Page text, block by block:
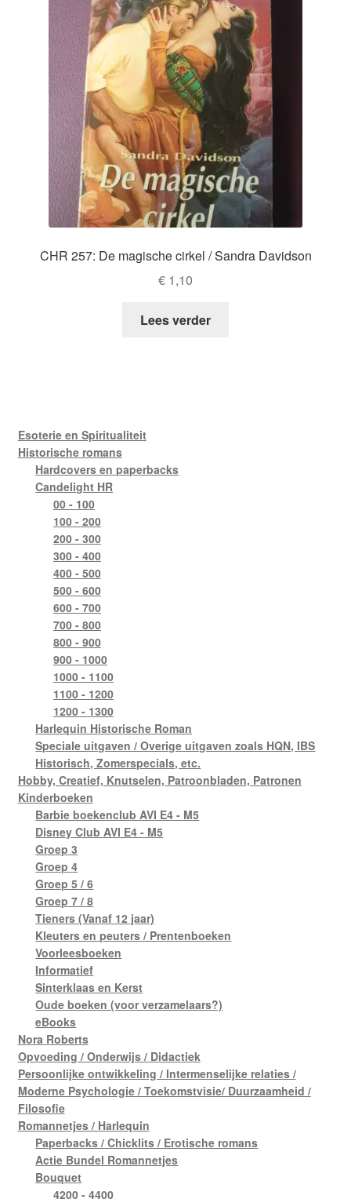
CHR 257: De magische cirkel / Sandra Davidson
€ 1,10
Lees verder
Esoterie en Spiritualiteit
Historische romans
Hardcovers en paperbacks
Candelight HR
00 - 100
100 - 200
200 - 300
300 - 400
400 - 500
500 - 600
600 - 700
700 - 800
800 - 900
900 - 1000
1000 - 1100
1100 - 1200
1200 - 1300
Harlequin Historische Roman
Speciale uitgaven / Overige uitgaven zoals HQN, IBS
Historisch, Zomerspecials, etc.
Hobby, Creatief, Knutselen, Patroonbladen, Patronen
Kinderboeken
Barbie boekenclub AVI E4 - M5
Disney Club AVI E4 - M5
Groep 3
Groep 4
Groep 5 / 6
Groep 7 / 8
Tieners (Vanaf 12 jaar)
Kleuters en peuters / Prentenboeken
Voorleesboeken
Informatief
Sinterklaas en Kerst
Oude boeken (voor verzamelaars?)
eBooks
Nora Roberts
Opvoeding / Onderwijs / Didactiek
Persoonlijke ontwikkeling / Intermenselijke relaties /
Moderne Psychologie / Toekomstvisie/ Duurzaamheid /
Filosofie
Romannetjes / Harlequin
Paperbacks / Chicklits / Erotische romans
Actie Bundel Romannetjes
Bouquet
4200 - 4400